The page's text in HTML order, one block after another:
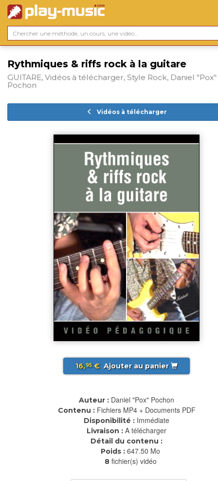
Rythmiques & riffs rock à la guitare
GUITARE, Vidéos à télécharger, Style Rock, Daniel "Pox"
Pochon
Vidéos à télécharger
16,95€ Ajouter au panier
Auteur : Daniel "Pox" Pochon
Contenu : Fichiers MP4 + Documents PDF
Disponibilité : Immédiate
Livraison : A télécharger
Détail du contenu :
Poids : 647.50 Mo
8 fichier(s) vidéo